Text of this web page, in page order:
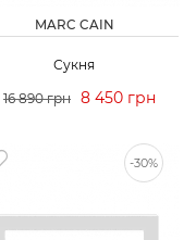
MARC CAIN
Сукня
16 890 грн 8 450 грн
-30%